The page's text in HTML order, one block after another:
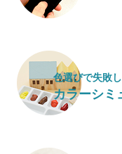
色選びで失敗
カラーシミ